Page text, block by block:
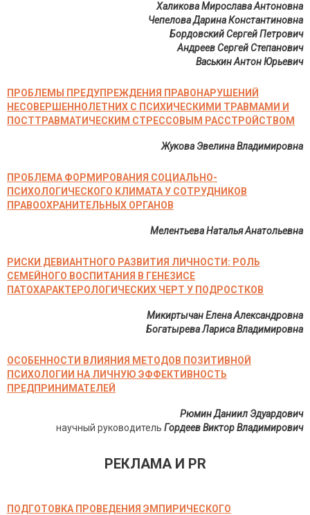
Халикова Мирослава Антоновна
Чепелова Дарина Константиновна
Бордовский Сергей Петрович
Андреев Сергей Степанович
Васькин Антон Юрьевич
ПРОБЛЕМЫ ПРЕДУПРЕЖДЕНИЯ ПРАВОНАРУШЕНИЙ
НЕСОВЕРШЕННОЛЕТНИХ С ПСИХИЧЕСКИМИ ТРАВМАМИ И
ПОСТТРАВМАТИЧЕСКИМ СТРЕССОВЫМ РАССТРОЙСТВОМ
Жукова Эвелина Владимировна
ПРОБЛЕМА ФОРМИРОВАНИЯ СОЦИАЛЬНО-
ПСИХОЛОГИЧЕСКОГО КЛИМАТА У СОТРУДНИКОВ
ПРАВООХРАНИТЕЛЬНЫХ ОРГАНОВ
Мелентьева Наталья Анатольевна
РИСКИ ДЕВИАНТНОГО РАЗВИТИЯ ЛИЧНОСТИ: РОЛЬ
СЕМЕЙНОГО ВОСПИТАНИЯ В ГЕНЕЗИСЕ
ПАТОХАРАКТЕРОЛОГИЧЕСКИХ ЧЕРТ У ПОДРОСТКОВ
Микиртычан Елена Александровна
Богатырева Лариса Владимировна
ОСОБЕННОСТИ ВЛИЯНИЯ МЕТОДОВ ПОЗИТИВНОЙ
ПСИХОЛОГИИ НА ЛИЧНУЮ ЭФФЕКТИВНОСТЬ
ПРЕДПРИНИМАТЕЛЕЙ
Рюмин Даниил Эдуардович
научный руководитель Гордеев Виктор Владимирович
РЕКЛАМА И PR
ПОДГОТОВКА ПРОВЕДЕНИЯ ЭМПИРИЧЕСКОГО